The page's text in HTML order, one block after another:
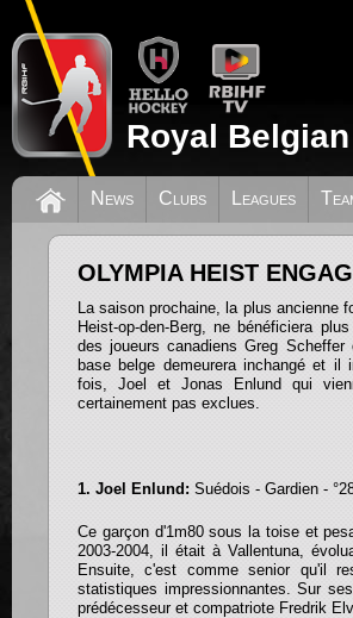
Royal
News Clubs Leagues
OLYMPIA HEIST
La saison prochaine, la plus ancienne
Heist-op-den-Berg, ne bénéficiera
des joueurs canadiens Greg
base belge demeurera inchangé et il
fois, Joel et Jonas Enlund qui
certainement pas exclues.
1. Joel Enlund: Suédois - Gardien -
Ce garçon d'1m80 sous la toise et
2003-2004, il était à Vallentuna,
Ensuite, c'est comme senior qu'il
statistiques impressionnantes. Sur
prédécesseur et compatriote Fredrik